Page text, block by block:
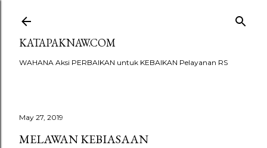
KATAPAKNAW.COM
WAHANA Aksi PERBAIKAN untuk KEBAIKAN Pelayanan RS
May 27, 2019
MELAWAN KEBIASAAN